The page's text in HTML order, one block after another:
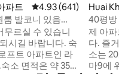
파트 평점 4.93점(5점 만점
4.93 (641)
룸 발코니 있음
/RCA 근처/기차
무르실 수 있습니
길 바랍니다. 숙
프트 아파트인 라
소 면적은 약 35평
Huai
40평방
숙박/
통로
제 아
다. 즐
소는
마9에